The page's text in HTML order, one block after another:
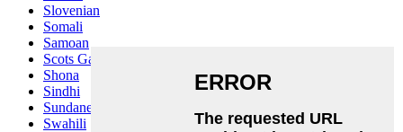
Slovenian
Somali
Samoan
Scots Gaelic
Shona
Sindhi
Sundanese
Swahili